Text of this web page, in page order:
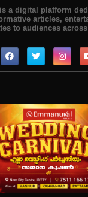
a digital platform
articles,
to audiences